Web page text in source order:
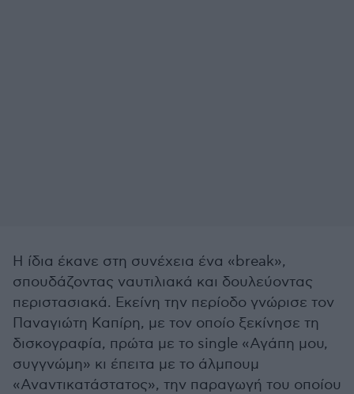
Η ίδια έκανε στη συνέχεια ένα «break»,
σπουδάζοντας ναυτιλιακά και δουλεύοντας
περιστασιακά. Εκείνη την περίοδο γνώρισε τον
Παναγιώτη Καπίρη, με τον οποίο ξεκίνησε τη
δισκογραφία, πρώτα με το single «Αγάπη μου,
συγγνώμη» κι έπειτα με το άλμπουμ
«Αναντικατάστατος», την παραγωγή του οποίου